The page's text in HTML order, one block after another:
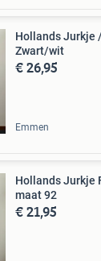
Hollands Jurkje
Zwart/wit
€ 26,95
Emmen
Hollands Jurkje Feest jurkje Rood/wit
maat 92
€ 21,95